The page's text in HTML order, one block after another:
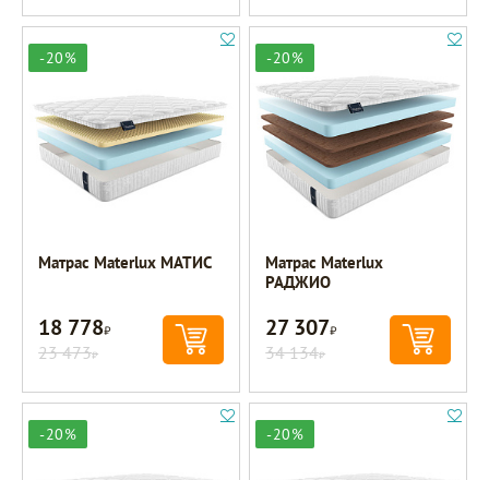
-20%
Матрас Materlux МАТИС
18 778Р
23 473Р
-20%
Матрас Materlux
РАДЖИО
27 307Р
34 134Р
-20% -20%